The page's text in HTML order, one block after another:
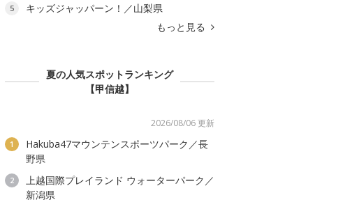
5
キッズジャッパーン！／山梨県
もっと見る
夏の人気スポットランキング
【甲信越】
2026/08/06 更新
1
Hakuba47マウンテンスポーツパーク／長
野県
2
上越国際プレイランド ウォーターパーク／
新潟県